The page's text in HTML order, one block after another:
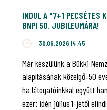
INDUL A "7+1 PECSÉTES
BNPI 50. JUBILEUMÁRA!
30.06.2026 14:45
Már készülünk a Bükki
alapításának közelgő, 50
ha látogatóinkkal együtt
ezért idén július 1-jétől